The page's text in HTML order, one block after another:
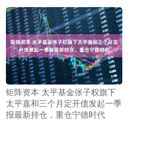
钜阵资本 太平基金张子权旗下
太平嘉和三个月定开债发起一季
报最新持仓，重仓宁德时代